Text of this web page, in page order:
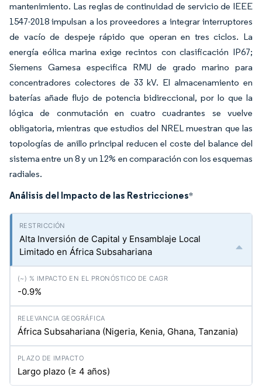
mantenimiento. Las reglas de continuidad de servicio de IEEE
1547-2018 impulsan a los proveedores a integrar interruptores
de vacío de despeje rápido que operan en tres ciclos. La
energía eólica marina exige recintos con clasificación IP67;
Siemens Gamesa especifica RMU de grado marino para
concentradores colectores de 33 kV. El almacenamiento en
baterías añade flujo de potencia bidireccional, por lo que la
lógica de conmutación en cuatro cuadrantes se vuelve
obligatoria, mientras que estudios del NREL muestran que las
topologías de anillo principal reducen el coste del balance del
sistema entre un 8 y un 12% en comparación con los esquemas
radiales.
Análisis del Impacto de las Restricciones*
Alta Inversión de Capital y Ensamblaje Local
Limitado en África Subsahariana
-0.9%
África Subsahariana (Nigeria, Kenia, Ghana, Tanzania)
Largo plazo (≥ 4 años)